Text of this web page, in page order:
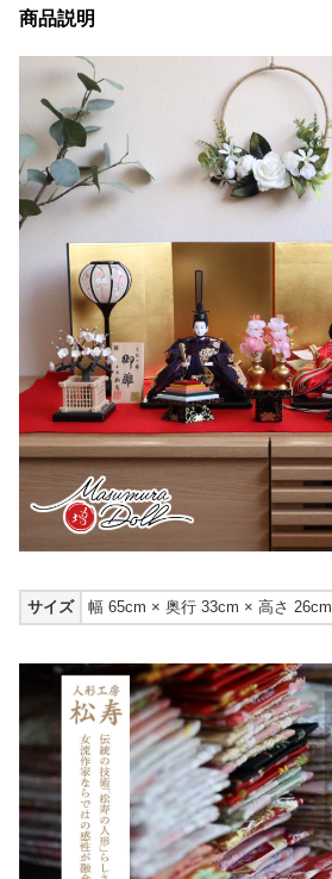
商品説明
サイズ 幅 65cm × 奥行 33cm × 高さ 26cm